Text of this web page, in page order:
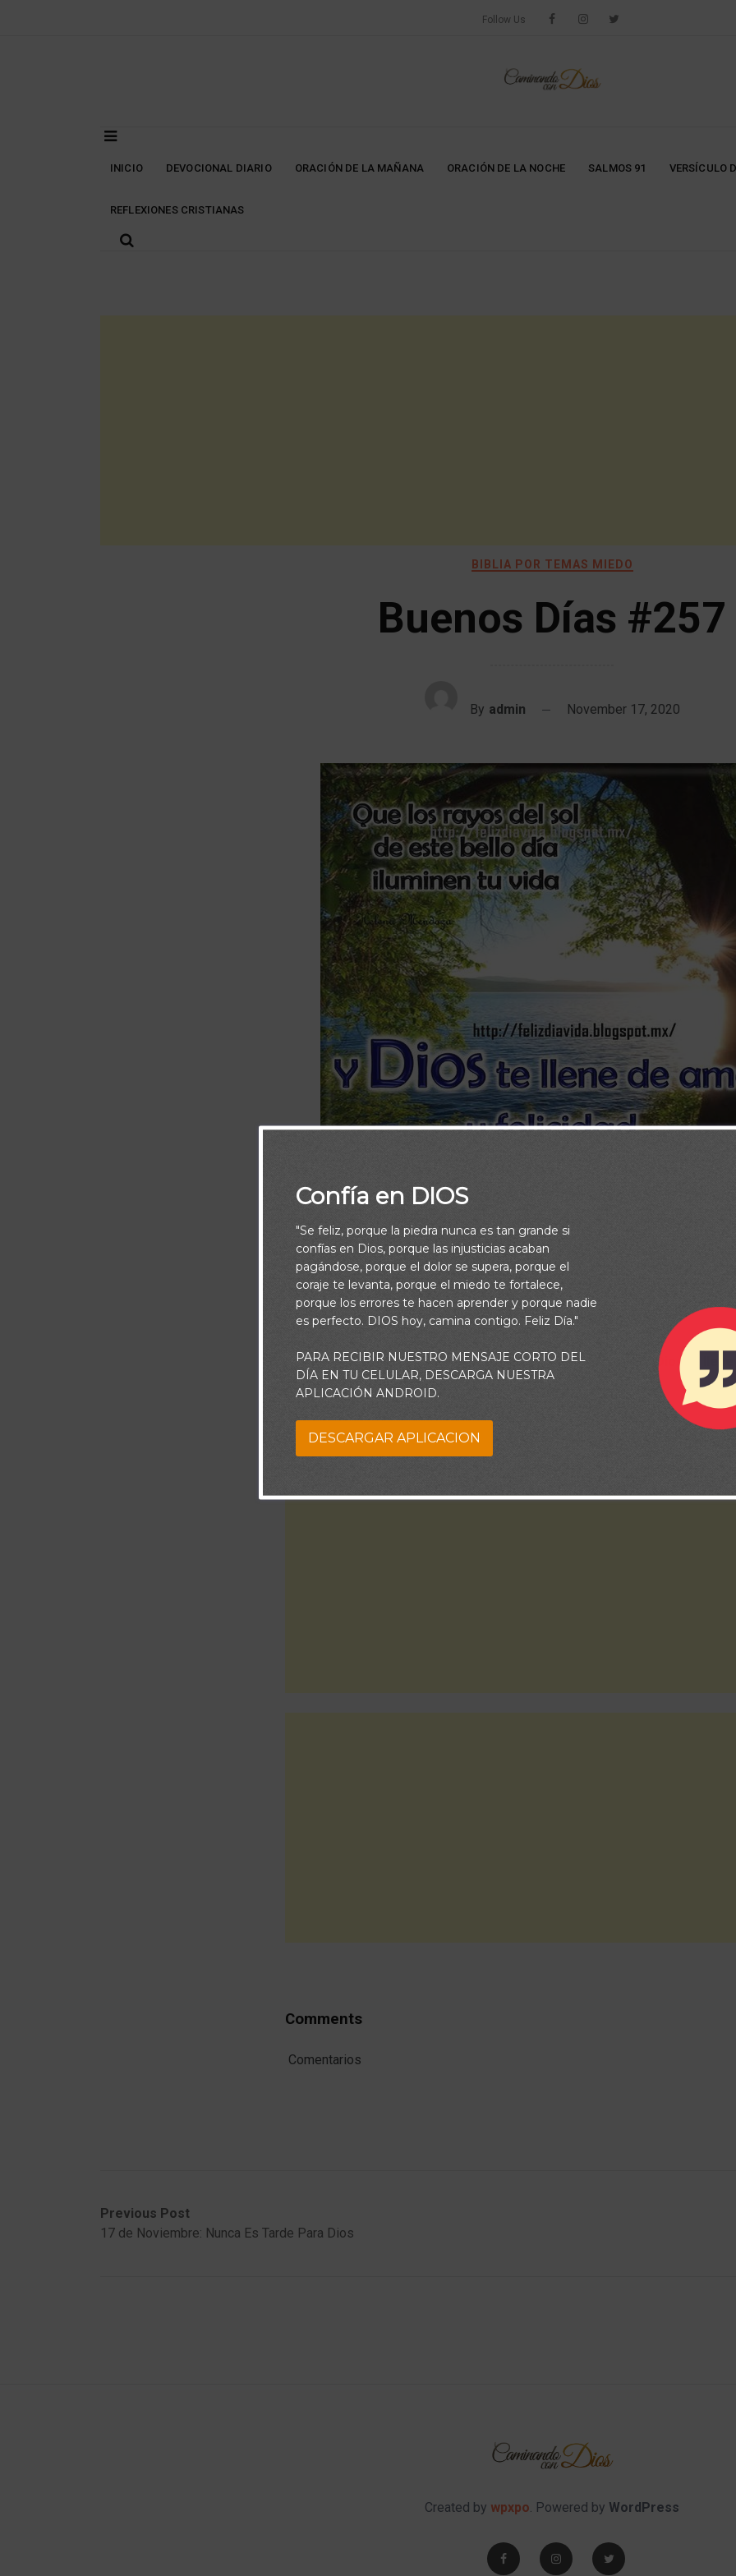
Follow Us
INICIO DEVOCIONAL DIARIO ORACIÓN DE LA MAÑANA ORACIÓN DE LA NOCHE SALMOS 91 VERSÍCULO
REFLEXIONES CRISTIANAS
BIBLIA POR TEMAS MIEDO
Buenos Días #257
By admin November 17, 2020
Que los rayos del sol de este bello día iluminen tu vida y Dios te llene
Comments
Comentarios
Previous Post
17 de Noviembre: Nunca Es Tarde Para Dios
Created by wpxpo. Powered by WordPress
Confía en DIOS
"Se feliz, porque la piedra nunca es tan grande si
confías en Dios, porque las injusticias acaban
pagándose, porque el dolor se supera, porque el
coraje te levanta, porque el miedo te fortalece,
porque los errores te hacen aprender y porque nadie
es perfecto. DIOS hoy, camina contigo. Feliz Día."
PARA RECIBIR NUESTRO MENSAJE CORTO DEL
DÍA EN TU CELULAR, DESCARGA NUESTRA
APLICACIÓN ANDROID.
DESCARGAR APLICACION